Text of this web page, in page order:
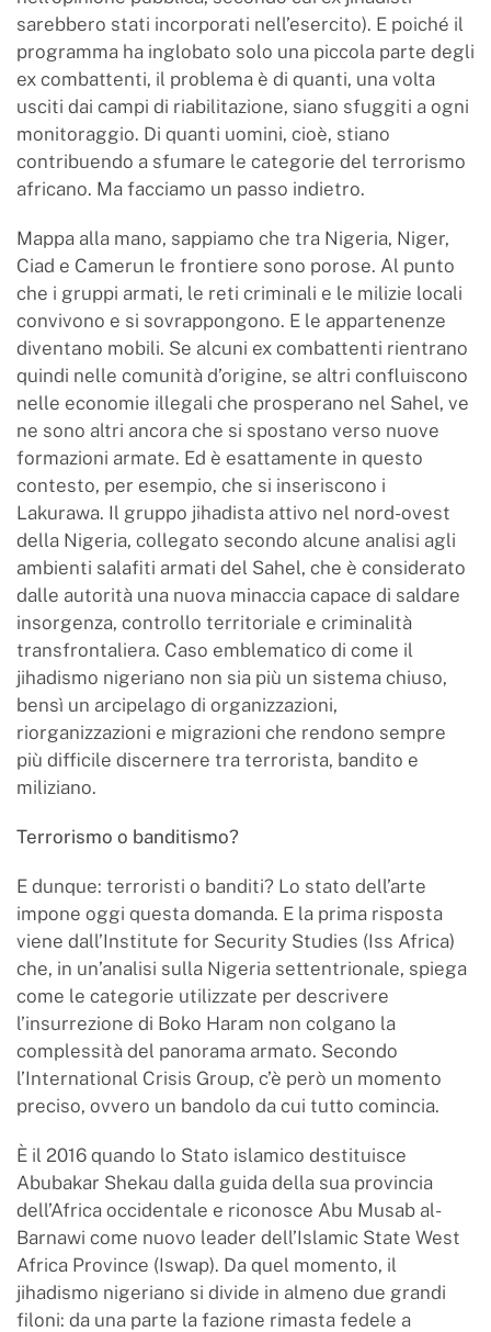
sarebbero stati incorporati nell’esercito). E poiché il
programma ha inglobato solo una piccola parte degli
ex combattenti, il problema è di quanti, una volta
usciti dai campi di riabilitazione, siano sfuggiti a ogni
monitoraggio. Di quanti uomini, cioè, stiano
contribuendo a sfumare le categorie del terrorismo
africano. Ma facciamo un passo indietro.
Mappa alla mano, sappiamo che tra Nigeria, Niger,
Ciad e Camerun le frontiere sono porose. Al punto
che i gruppi armati, le reti criminali e le milizie locali
convivono e si sovrappongono. E le appartenenze
diventano mobili. Se alcuni ex combattenti rientrano
quindi nelle comunità d’origine, se altri confluiscono
nelle economie illegali che prosperano nel Sahel, ve
ne sono altri ancora che si spostano verso nuove
formazioni armate. Ed è esattamente in questo
contesto, per esempio, che si inseriscono i
Lakurawa. Il gruppo jihadista attivo nel nord-ovest
della Nigeria, collegato secondo alcune analisi agli
ambienti salafiti armati del Sahel, che è considerato
dalle autorità una nuova minaccia capace di saldare
insorgenza, controllo territoriale e criminalità
transfrontaliera. Caso emblematico di come il
jihadismo nigeriano non sia più un sistema chiuso,
bensì un arcipelago di organizzazioni,
riorganizzazioni e migrazioni che rendono sempre
più difficile discernere tra terrorista, bandito e
miliziano.
Terrorismo o banditismo?
E dunque: terroristi o banditi? Lo stato dell’arte
impone oggi questa domanda. E la prima risposta
viene dall’Institute for Security Studies (Iss Africa)
che, in un’analisi sulla Nigeria settentrionale, spiega
come le categorie utilizzate per descrivere
l’insurrezione di Boko Haram non colgano la
complessità del panorama armato. Secondo
l’International Crisis Group, c’è però un momento
preciso, ovvero un bandolo da cui tutto comincia.
È il 2016 quando lo Stato islamico destituisce
Abubakar Shekau dalla guida della sua provincia
dell’Africa occidentale e riconosce Abu Musab al-
Barnawi come nuovo leader dell’Islamic State West
Africa Province (Iswap). Da quel momento, il
jihadismo nigeriano si divide in almeno due grandi
filoni: da una parte la fazione rimasta fedele a